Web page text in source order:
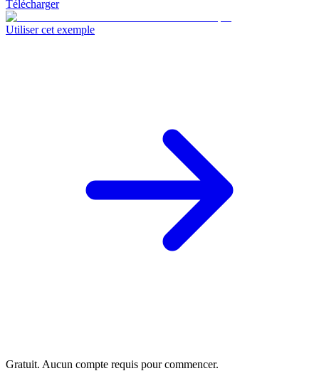
Télécharger
Utiliser cet exemple
Gratuit. Aucun compte requis pour commencer.